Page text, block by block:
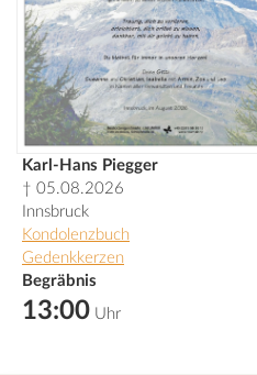
Karl-Hans Piegger
† 05.08.2026
Innsbruck
Kondolenzbuch
Gedenkkerzen
Begräbnis
13:00 Uhr